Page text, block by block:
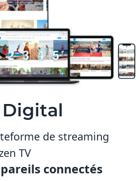
Digital
de streaming
TV
connectés